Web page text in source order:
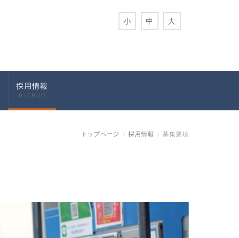
小 中 大
採用情報
RECRUIT
トップページ 採用情報 募集要項